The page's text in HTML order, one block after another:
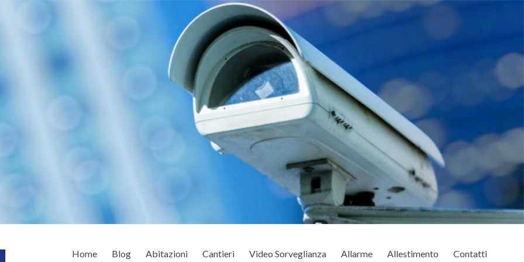
Home Blog Abitazioni Cantieri Video Sorveglianza Allarme Allestimento Contatti